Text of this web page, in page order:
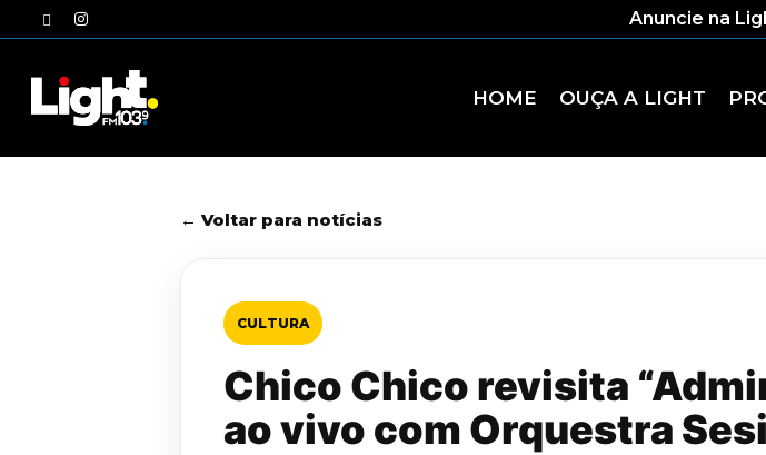
to
twitterinstagram Anuncie na
HOME OUÇA A LIGHT
← Voltar para notícias
CULTURA
Chico Chico revisita
ao vivo com Orquestra